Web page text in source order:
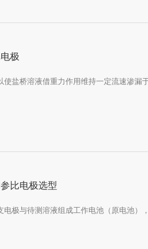
极
盐桥溶液借重力作用维持一定流速渗漏
比电极选型
电极与待测溶液组成工作电池（原电池）